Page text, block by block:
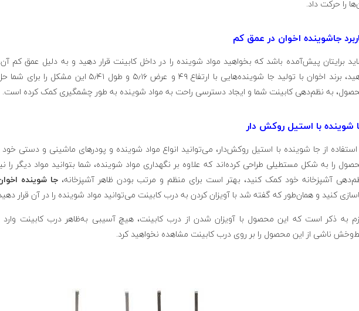
را حرکت داد.
جاشوینده اخوان در عمق کم
برایتان پیش‌آمده باشد که بخواهید مواد شوینده را در داخل کابینت قرار دهید و به دلیل عمق کم آن،
دهید، برند اخوان با تولید جا شوینده‌هایی با ارتفاع ۴۹ و
به نظم‌دهی کابینت شما و ایجاد دسترسی راحت به مواد شوینده به طور چشمگیری کمک کرده است.
شوینده با استیل روکش دار
استفاده از جا شوینده با استیل روکش‌دار، می‌توانید انواع مواد شوینده و پودر‌های ماشینی و دستی خود
را به شکل مستطیلی طراحی کرده‌اند که علاوه بر نگهداری مواد شوینده، شما بتوانید مواد دیگر را
آشپزخانه خود کمک کنید، بهتر است برای منظم و مرتب بودن ظاهر آشپزخانه،جا شوینده
کنید و همان‌طور که گفته شد با آویزان کردن به درب کابینت می‌توانید مواد شوینده را در آن قرار
به ذکر است که این محصول با آویزان شدن از درب کابینت، هیچ آسیبی به‌ظاهر درب کابینت
ناشی از این محصول را بر روی درب کابینت مشاهده نخواهید کرد.